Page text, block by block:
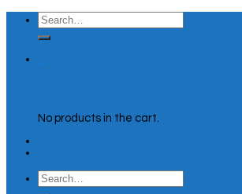
Skip
content
Search
for:
No products in the cart.
Search
for: